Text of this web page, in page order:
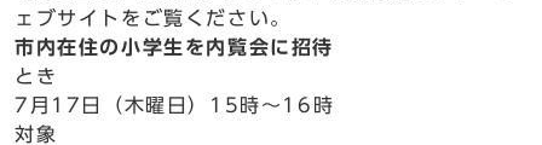
ェブサイトをご覧ください。
市内在住の小学生を内覧会に招待
とき
7月17日（木曜日）15時～16時
対象